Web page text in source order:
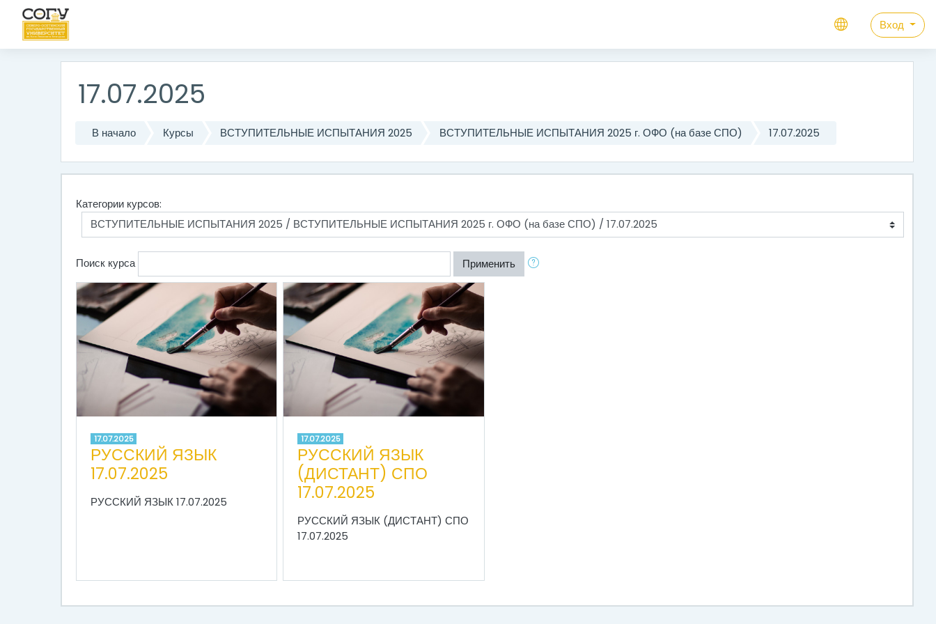
Вход
Перейти к основному содержанию
17.07.2025
В начало Курсы ВСТУПИТЕЛЬНЫЕ ИСПЫТАНИЯ 2025 ВСТУПИТЕЛЬНЫЕ ИСПЫТАНИЯ 2025 г. ОФО (на базе СПО) 17.07.2025
Категории курсов:
Поиск курса Применить
17.07.2025
РУССКИЙ ЯЗЫК
17.07.2025
РУССКИЙ ЯЗЫК 17.07.2025
17.07.2025
РУССКИЙ ЯЗЫК
(ДИСТАНТ) СПО
17.07.2025
РУССКИЙ ЯЗЫК (ДИСТАНТ) СПО
17.07.2025